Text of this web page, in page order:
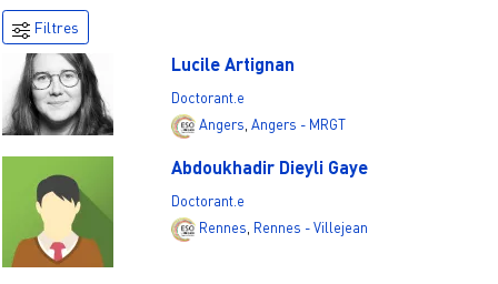
Filtres
Lucile Artignan
Doctorant.e
Angers, Angers - MRGT
Abdoukhadir Dieyli Gaye
Doctorant.e
Rennes Rennes - Villejean